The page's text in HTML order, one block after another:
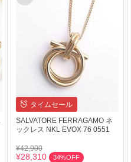
タイムセール
SALVATORE FERRAGAMO ネ
ックレス NKL EVOX 76 0551
¥42,900
¥28,310 34%OFF